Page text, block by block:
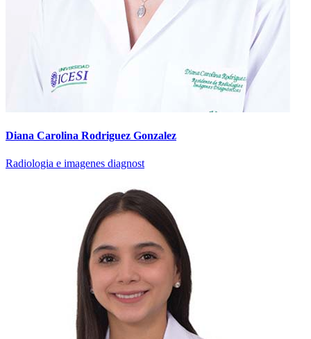
Diana Carolina Rodriguez Gonzalez
Radiologia e imagenes diagnost